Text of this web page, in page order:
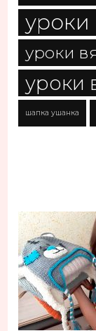
уроки
уроки
уроки
шапка ушанка